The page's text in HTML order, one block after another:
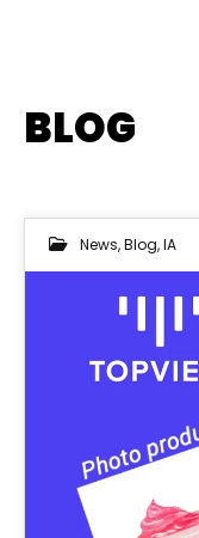
BLOG
News,Blog,IA